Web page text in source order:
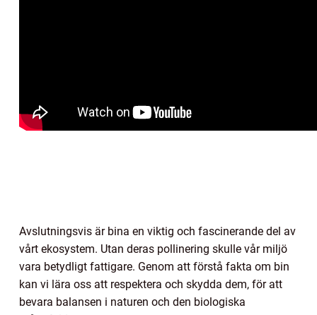
Avslutningsvis är bina en viktig och fascinerande del av
vårt ekosystem. Utan deras pollinering skulle vår miljö
vara betydligt fattigare. Genom att förstå fakta om bin
kan vi lära oss att respektera och skydda dem, för att
bevara balansen i naturen och den biologiska